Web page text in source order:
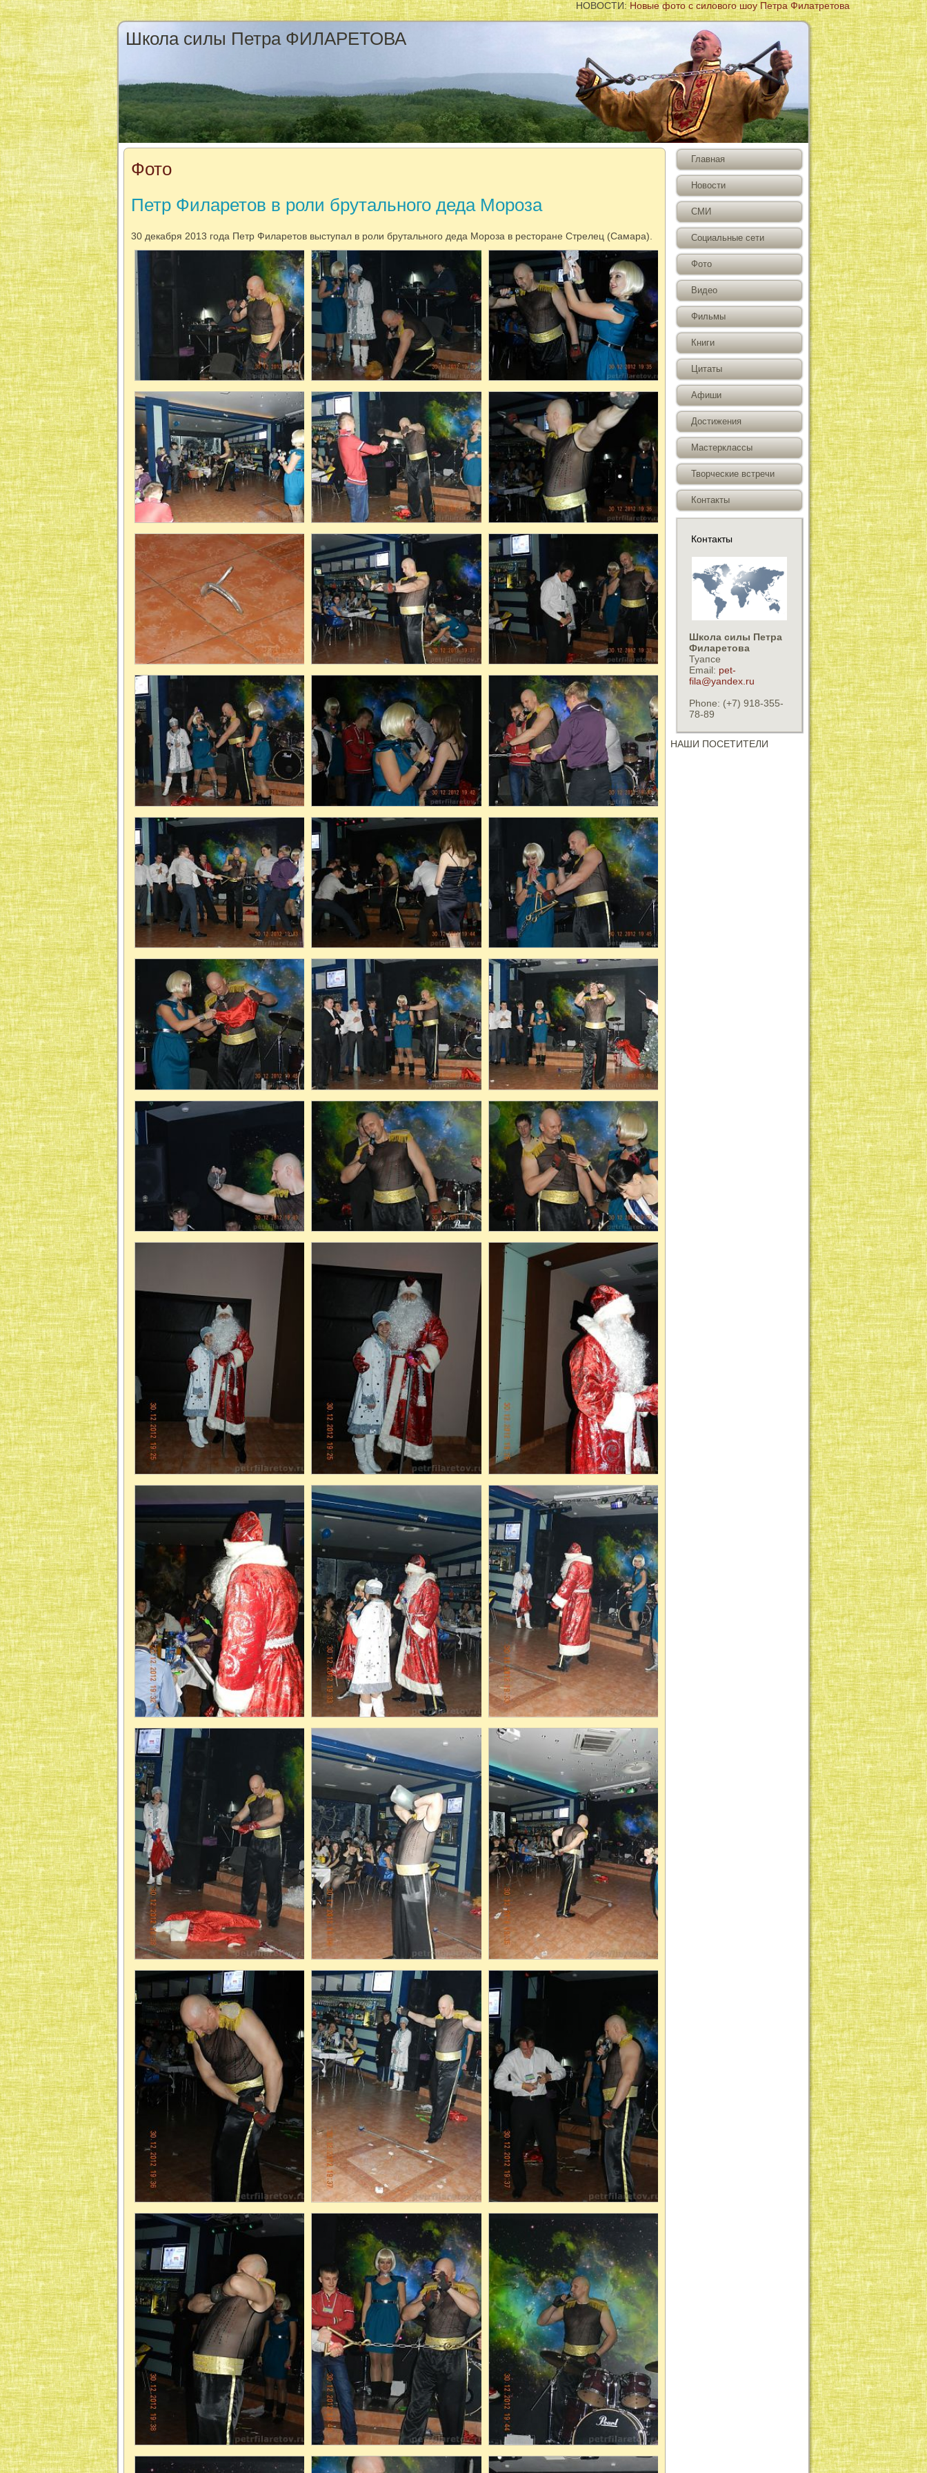
НОВОСТИ:Новые фото с силового шоу Петра Филатретова
Школа силы Петра ФИЛАРЕТОВА
Фото
Петр Филаретов в роли брутального деда Мороза
30 декабря 2013 года Петр Филаретов выступал в роли брутального деда Мороза в ресторане Стрелец (Самара).
Главная
Новости
СМИ
Социальные сети
Фото
Видео
Фильмы
Книги
Цитаты
Афиши
Достижения
Мастерклассы
Творческие встречи
Контакты
Контакты
Школа силы Петра
Филаретова
Туапсе
Email: pet-
fila@yandex.ru
Phone: (+7) 918-355-
78-89
НАШИ ПОСЕТИТЕЛИ